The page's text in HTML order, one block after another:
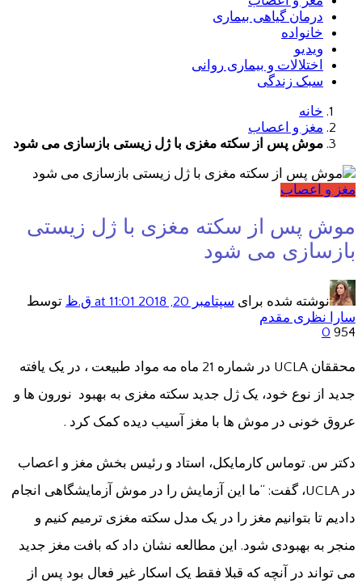
درمان گیاهی بیماری
خانواده
ویدیو
اختلالات و بیماری روانی
سبک زندگی
خانه
مغز و اعصاب
موش پس از سکته مغزی با ژل زیستی بازسازی می شود
مغز و اعصاب
موش پس از سکته مغزی با ژل زیستی
بازسازی می شود
نوشته شده برای سپتامبر 20, 2018 at 11:01 ق.ظ
توسط
سارا نظری مقدم
954
0
محققان UCLA در شماره 21 ماه مه مواد طبیعت ، در یک یافته
جدید از نوع خود، یک ژل جدید سکته مغزی به بهبود نورون ها و
عروق خونی در موش ها با مغز آسیب دیده کمک کرد .
دکتر س. توماس کارمایکل، استاد و رئیس بخش مغز و اعصاب
در UCLA، گفت: “ما این آزمایش را در موش آزمایشگاهی انجام
دادیم تا بتوانیم مغز را در یک مدل سکته مغزی ترمیم کنیم و
منجر به بهبودی شود. این مطالعه نشان داد که بافت مغز جدید
می تواند در آنچه که قبلا فقط یک اسکار غیر فعال بود پس از